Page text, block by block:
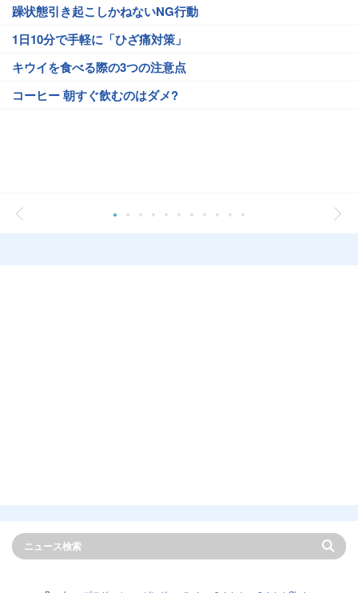
躁状態引き起こしかねないNG行動
1日10分で手軽に「ひざ痛対策」
キウイを食べる際の3つの注意点
コーヒー 朝すぐ飲むのはダメ?